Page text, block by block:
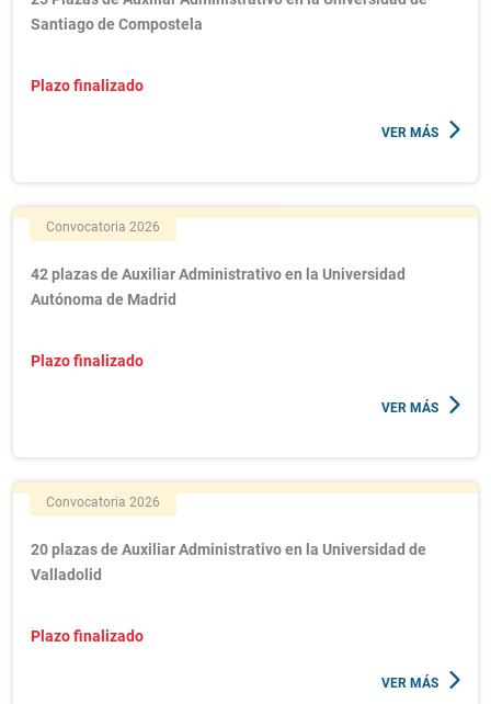
Santiago de Compostela
Plazo finalizado
VER MÁS
Convocatoria 2026
42 plazas de Auxiliar Administrativo en la Universidad
Autónoma de Madrid
Plazo finalizado
VER MÁS
Convocatoria 2026
20 plazas de Auxiliar Administrativo en la Universidad de
Valladolid
Plazo finalizado
VER MÁS